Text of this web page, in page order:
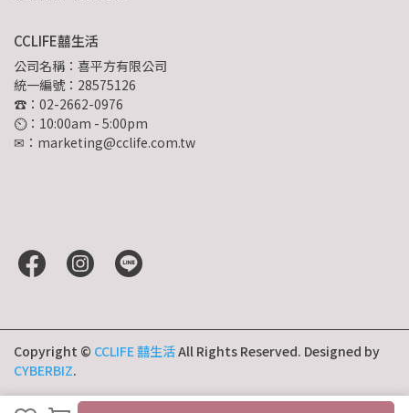
CCLIFE囍生活
公司名稱：喜平方有限公司
統一編號：28575126
☎：02-2662-0976
⏲︎：10:00am - 5:00pm
✉：marketing@cclife.com.tw
Copyright © CCLIFE 囍生活All Rights Reserved. Designed by
CYBERBIZ.